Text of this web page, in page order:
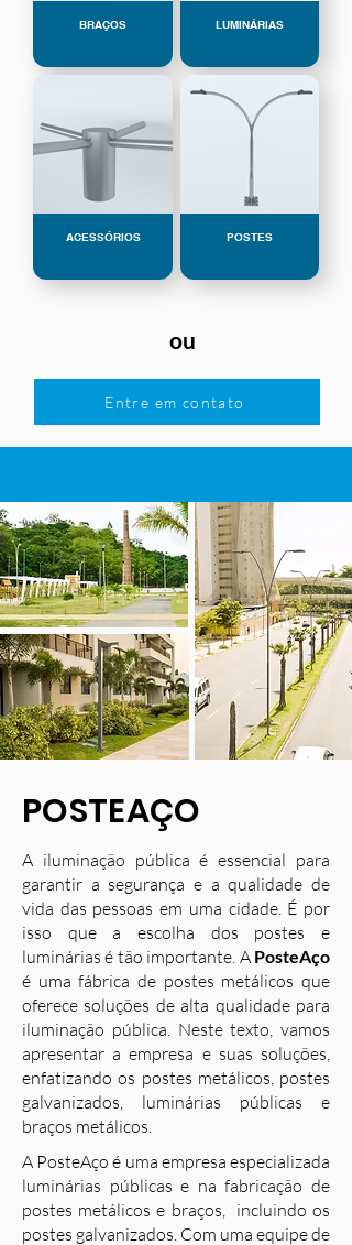
BRAÇOS LUMINÁRIAS
ACESSÓRIOS POSTES
ou
Entre em contato
POSTEAÇO
A iluminação pública é essencial para
garantir a segurança e a qualidade de
vida das pessoas em uma cidade. É por
isso que a escolha dos postes e
luminárias é tão importante. A PosteAço
é uma fábrica de postes metálicos que
oferece soluções de alta qualidade para
iluminação pública. Neste texto, vamos
apresentar a empresa e suas soluções,
enfatizando os postes metálicos, postes
galvanizados, luminárias públicas e
braços metálicos.
A PosteAço é uma empresa especializada
luminárias públicas e na fabricação de
postes metálicos e braços, incluindo os
postes galvanizados. Com uma equipe de